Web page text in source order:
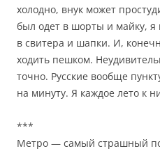
холодно, внук может
был одет в шорты и майку, я
в свитера и шапки. И,
ходить пешком.
точно. Русские вообще
на минуту. Я каждое лето к
***
Метро — самый страшный